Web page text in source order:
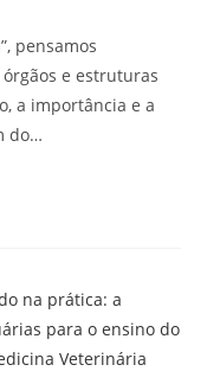
pensamos
e estruturas
a importância e a
do…